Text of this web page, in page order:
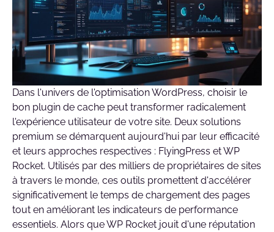
Dans l'univers de l'optimisation WordPress, choisir le
bon plugin de cache peut transformer radicalement
l'expérience utilisateur de votre site. Deux solutions
premium se démarquent aujourd'hui par leur efficacité
et leurs approches respectives : FlyingPress et WP
Rocket. Utilisés par des milliers de propriétaires de sites
à travers le monde, ces outils promettent d'accélérer
significativement le temps de chargement des pages
tout en améliorant les indicateurs de performance
essentiels. Alors que WP Rocket jouit d'une réputation